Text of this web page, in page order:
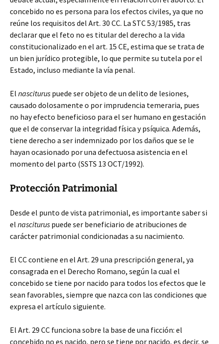
concebido no es persona para los efectos civiles, ya que no
reúne los requisitos del Art. 30 CC. La STC 53/1985, tras
declarar que el feto no es titular del derecho a la vida
constitucionalizado en el art. 15 CE, estima que se trata de
un bien jurídico protegible, lo que permite su tutela por el
Estado, incluso mediante la vía penal.
El nasciturus puede ser objeto de un delito de lesiones,
causado dolosamente o por imprudencia temeraria, pues
no hay efecto beneficioso para el ser humano en gestación
que el de conservar la integridad física y psíquica. Además,
tiene derecho a ser indemnizado por los daños que se le
hayan ocasionado por una defectuosa asistencia en el
momento del parto (SSTS 13 OCT/1992).
Protección Patrimonial
Desde el punto de vista patrimonial, es importante saber si
el nasciturus puede ser beneficiario de atribuciones de
carácter patrimonial condicionadas a su nacimiento.
El CC contiene en el Art. 29 una prescripción general, ya
consagrada en el Derecho Romano, según la cual el
concebido se tiene por nacido para todos los efectos que le
sean favorables, siempre que nazca con las condiciones que
expresa el artículo siguiente.
El Art. 29 CC funciona sobre la base de una ficción: el
concebido no es nacido, pero se tiene por nacido, es decir, se